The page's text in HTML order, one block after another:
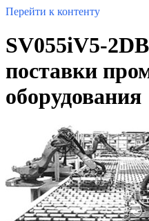
Перейти к контенту
SV055iV5-
поставки
оборудования